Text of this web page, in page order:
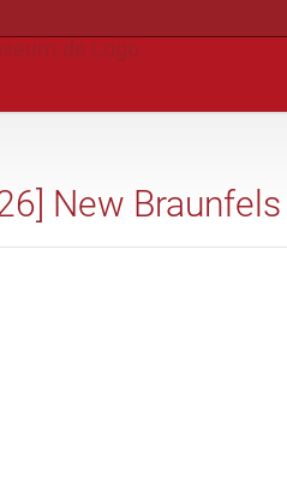
New Braunfels